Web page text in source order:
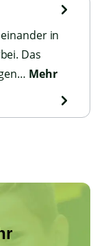
in
Das
Mehr